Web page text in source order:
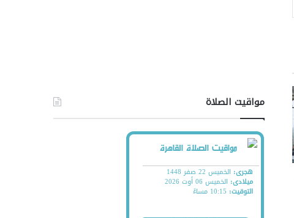
مواقيت الصلاة